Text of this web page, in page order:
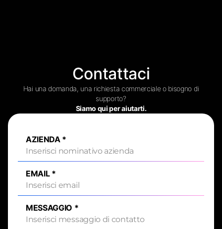
Contattaci
Hai una domanda, una richiesta commerciale o bisogno di
supporto?
Siamo qui per aiutarti.
AZIENDA *
EMAIL *
MESSAGGIO *